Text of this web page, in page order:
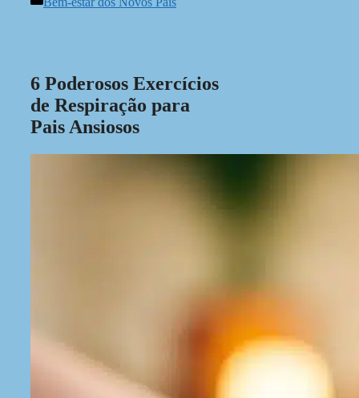
6 Poderosos Exercícios
de Respiração para
Pais Ansiosos